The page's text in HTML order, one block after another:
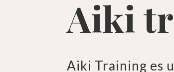
Aiki
Aiki Training es